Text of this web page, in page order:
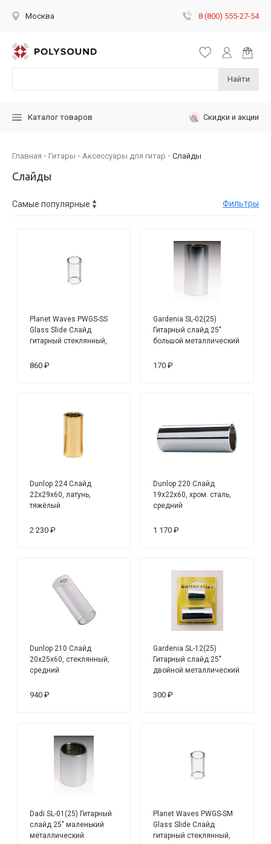
Москва 8 (800) 555-27-54
Найти
Каталог товаров Скидки и акции
Главная Гитары Аксессуары для гитар Слайды
Слайды
Фильтры
Planet Waves PWGS-SS
Glass Slide Слайд
гитарный стеклянный,
860 ₽
Gardenia SL-02(25)
Гитарный слайд 25"
большой металлический
170 ₽
Dunlop 224 Слайд
22х29х60, латунь,
тяжёлый
2 230 ₽
Dunlop 220 Слайд
19х22х60, хром. сталь,
средний
1 170 ₽
Dunlop 210 Слайд
20х25х60, стеклянный,
средний
940 ₽
Gardenia SL-12(25)
Гитарный слайд 25"
двойной металлический
300 ₽
Dadi SL-01(25) Гитарный
слайд 25" маленький
металлический
Planet Waves PWGS-SM
Glass Slide Слайд
гитарный стеклянный,